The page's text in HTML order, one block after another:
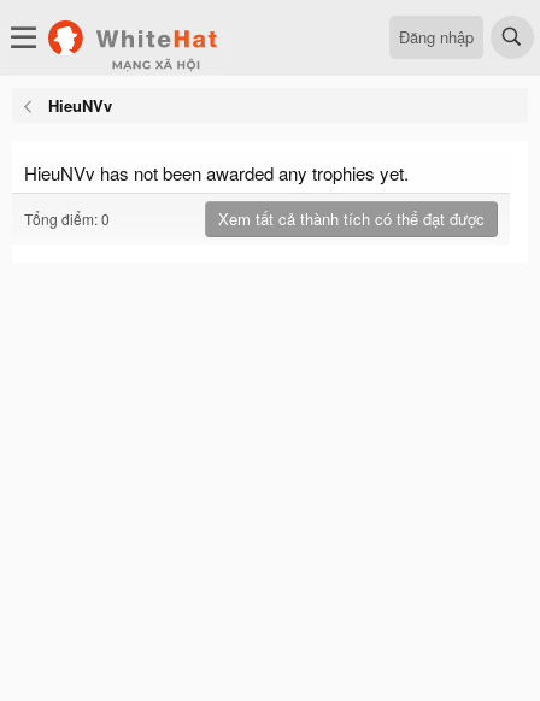
Đăng nhập
HieuNVv
HieuNVv has not been awarded any trophies yet.
Tổng điểm: 0 Xem tất cả thành tích có thể đạt được